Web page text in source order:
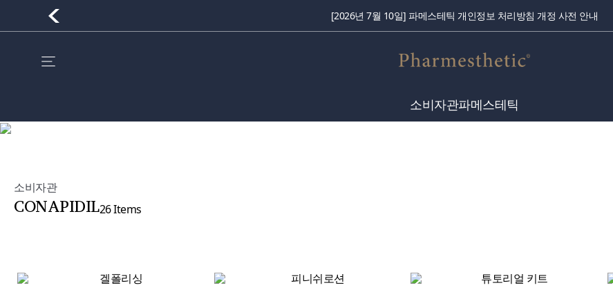
[2026년 7월 10일] 파메스테틱 개인정보 처리방침 개정 사전 안내
소비자관파메스테틱
소비자관
CONAPIDIL26 Items